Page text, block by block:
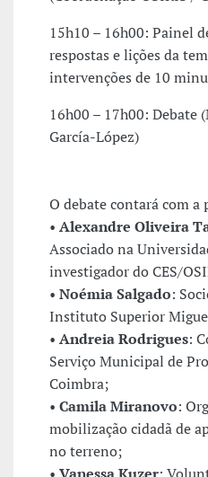
15h10 – 16h00: Painel
respostas e lições da
intervenções de 10
16h00 – 17h00: Debate
García-López)
O debate contará com a
• Alexandre Oliveira
Associado na
investigador do CES/
• Noémia Salgado:
Instituto Superior
• Andreia Rodrigues:
Serviço Municipal de
Coimbra;
• Camila Miranovo:
mobilização cidadã de
no terreno;